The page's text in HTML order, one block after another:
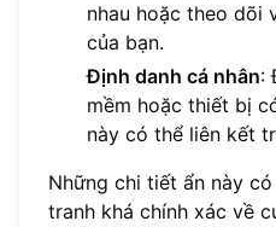
nhau hoặc theo dõi
của bạn.
Định danh cá nhân:
mềm hoặc thiết bị
này có thể liên kết
Những chi tiết ẩn này
tranh khá chính xác về